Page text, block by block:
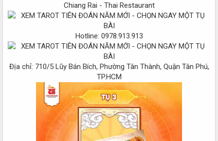
Chiang Rai - Thai Restaurant
Hotline: 0978.913.913
Địa chỉ: 710/5 Lũy Bán Bích, Phường Tân Thành, Quận Tân Phú,
TP.HCM